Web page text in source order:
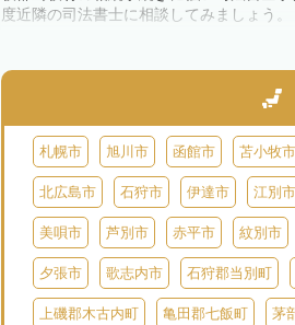
度近隣の司法書士に相談してみましょう。
札幌市 旭川市 函館市 苫小牧市
北広島市 石狩市 伊達市 江別市
美唄市 芦別市 赤平市 紋別市
夕張市 歌志内市 石狩郡当別町
上磯郡木古内町 亀田郡七飯町 茅